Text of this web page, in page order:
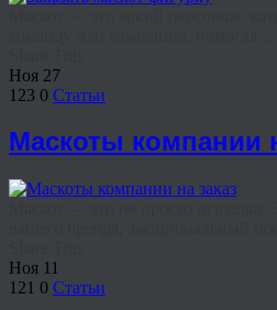
Ноя 27
123 0 Статьи
Маскоты компании
Ноя 11
121 0 Статьи